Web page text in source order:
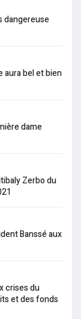
dangereuse
aura bel et bien
dame
Zerbo du
Banssé aux
crises du
et des fonds